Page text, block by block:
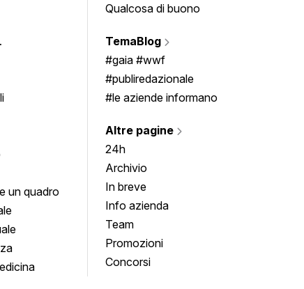
un quadro
Qualcosa di buono
TemaBlog
#gaia #wwf
#publiredazionale
#le aziende informano
Altre pagine
24h
Archivio
In breve
Info azienda
Team
Promozioni
Concorsi